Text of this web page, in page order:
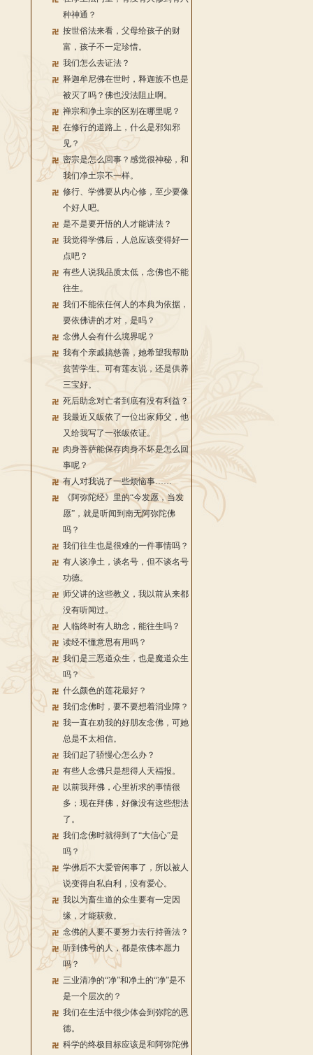
种神通？
按世俗法来看，父母给孩子的财
富，孩子不一定珍惜。
我们怎么去证法？
释迦牟尼佛在世时，释迦族不也是
被灭了吗？佛也没法阻止啊。
禅宗和净土宗的区别在哪里呢？
在修行的道路上，什么是邪知邪
见？
密宗是怎么回事？感觉很神秘，和
我们净土宗不一样。
修行、学佛要从内心修，至少要像
个好人吧。
是不是要开悟的人才能讲法？
我觉得学佛后，人总应该变得好一
点吧？
有些人说我品质太低，念佛也不能
往生。
我们不能依任何人的本典为依据，
要依佛讲的才对，是吗？
念佛人会有什么境界呢？
我有个亲戚搞慈善，她希望我帮助
贫苦学生。可有莲友说，还是供养
三宝好。
死后助念对亡者到底有没有利益？
我最近又皈依了一位出家师父，他
又给我写了一张皈依证。
肉身菩萨能保存肉身不坏是怎么回
事呢？
有人对我说了一些烦恼事……
《阿弥陀经》里的“今发愿，当发
愿”，就是听闻到南无阿弥陀佛
吗？
我们往生也是很难的一件事情吗？
有人谈净土，谈名号，但不谈名号
功德。
师父讲的这些教义，我以前从来都
没有听闻过。
人临终时有人助念，能往生吗？
读经不懂意思有用吗？
我们是三恶道众生，也是魔道众生
吗？
什么颜色的莲花最好？
我们念佛时，要不要想着消业障？
我一直在劝我的好朋友念佛，可她
总是不太相信。
我们起了骄慢心怎么办？
有些人念佛只是想得人天福报。
以前我拜佛，心里祈求的事情很
多；现在拜佛，好像没有这些想法
了。
我们念佛时就得到了“大信心”是
吗？
学佛后不大爱管闲事了，所以被人
说变得自私自利，没有爱心。
我以为畜生道的众生要有一定因
缘，才能获救。
念佛的人要不要努力去行持善法？
听到佛号的人，都是依佛本愿力
吗？
三业清净的“净”和净土的“净”是不
是一个层次的？
我们在生活中很少体会到弥陀的恩
德。
科学的终极目标应该是和阿弥陀佛